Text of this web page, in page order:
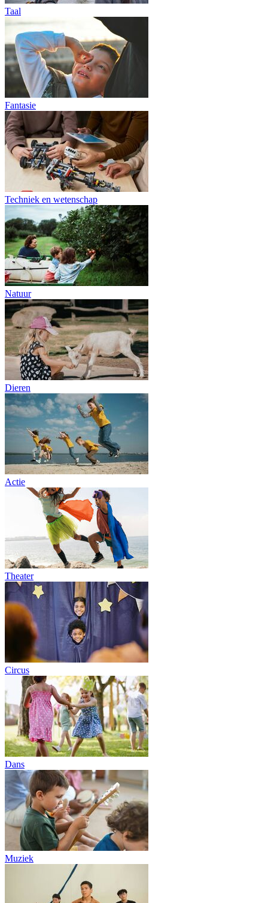
Taal
Fantasie
Techniek en wetenschap
Natuur
Dieren
Actie
Theater
Circus
Dans
Muziek